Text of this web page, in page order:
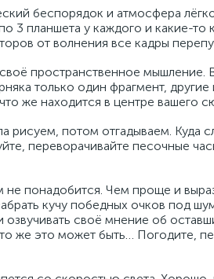
беспорядок и атмосфера
3 планшета у каждого и какие-
от волнения все кадры
пространственное
только один фрагмент,
же находится в центре вашего
рисуем, потом отгадываем. Куда
переворачивайте песочные
понадобится. Чем проще и
кучу победных очков под
озвучивать своё мнение об
же это может быть… Погодите,